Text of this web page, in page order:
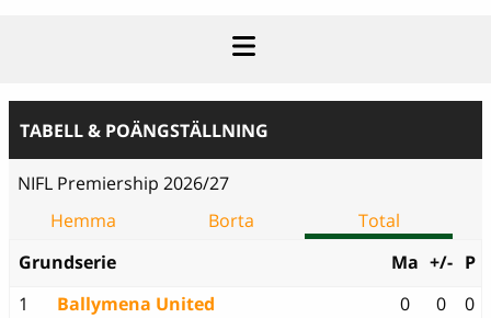
TABELL & POÄNGSTÄLLNING
NIFL Premiership 2026/27
Hemma
Borta
Total
Grundserie
Ma +/- P
1
Ballymena United 0 0
0